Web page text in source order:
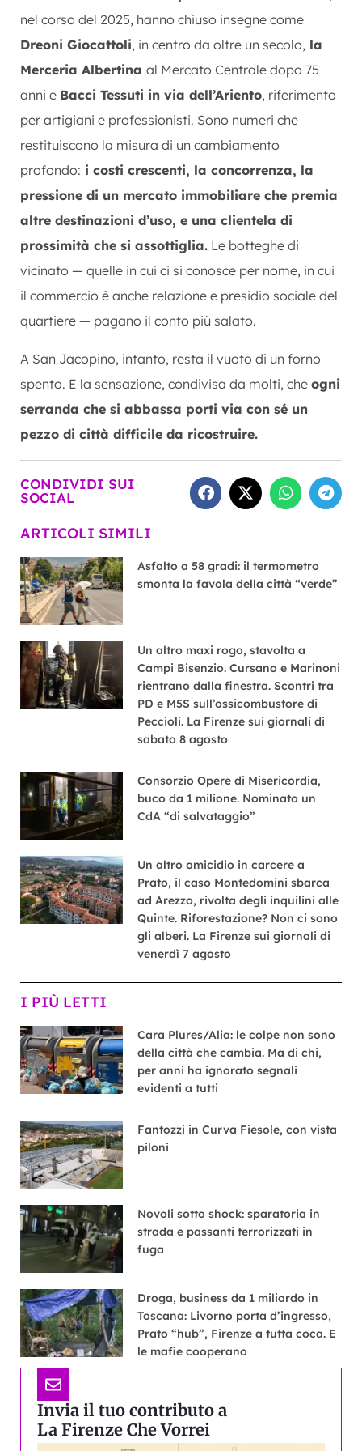
nel corso del 2025, hanno chiuso insegne come
Dreoni Giocattoli, in centro da oltre un secolo, la
Merceria Albertina al Mercato Centrale dopo 75
anni e Bacci Tessuti in via dell’Ariento, riferimento
per artigiani e professionisti. Sono numeri che
restituiscono la misura di un cambiamento
profondo: i costi crescenti, la concorrenza, la
pressione di un mercato immobiliare che premia
altre destinazioni d’uso, e una clientela di
prossimità che si assottiglia. Le botteghe di
vicinato — quelle in cui ci si conosce per nome, in cui
il commercio è anche relazione e presidio sociale del
quartiere — pagano il conto più salato.
A San Jacopino, intanto, resta il vuoto di un forno
spento. E la sensazione, condivisa da molti, che ogni
serranda che si abbassa porti via con sé un
pezzo di città difficile da ricostruire.
CONDIVIDI SUI
SOCIAL
ARTICOLI SIMILI
Asfalto a 58 gradi: il termometro
smonta la favola della città “verde”
Un altro maxi rogo, stavolta a
Campi Bisenzio. Cursano e Marinoni
rientrano dalla finestra. Scontri tra
PD e M5S sull’ossicombustore di
Peccioli. La Firenze sui giornali di
sabato 8 agosto
Consorzio Opere di Misericordia,
buco da 1 milione. Nominato un
CdA “di salvataggio”
Un altro omicidio in carcere a
Prato, il caso Montedomini sbarca
ad Arezzo, rivolta degli inquilini alle
Quinte. Riforestazione? Non ci sono
gli alberi. La Firenze sui giornali di
venerdì 7 agosto
I PIÙ LETTI
Cara Plures/Alia: le colpe non sono
della città che cambia. Ma di chi,
per anni ha ignorato segnali
evidenti a tutti
Fantozzi in Curva Fiesole, con vista
piloni
Novoli sotto shock: sparatoria in
strada e passanti terrorizzati in
fuga
Droga, business da 1 miliardo in
Toscana: Livorno porta d’ingresso,
Prato “hub”, Firenze a tutta coca. E
le mafie cooperano
Invia il tuo contributo a
La Firenze Che Vorrei